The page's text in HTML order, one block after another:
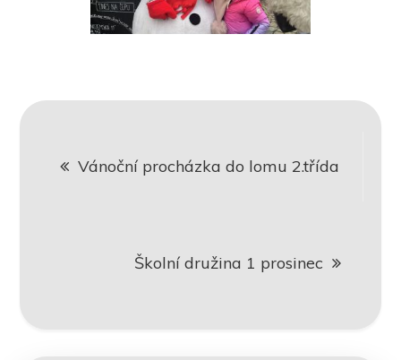
pro
příspěvek
Vánoční procházka do lomu 2.třída
Školní družina 1 prosinec